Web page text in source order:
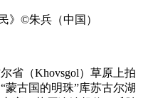
》©朱兵（中国）
省（Khovsgol）草原上拍
古国的明珠”库苏古尔湖